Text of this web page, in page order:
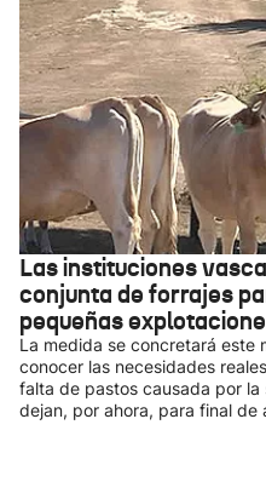
Las instituciones
conjunta de forrajes
pequeñas
La medida se concretará este
conocer las necesidades
falta de pastos causada por
dejan, por ahora, para final de